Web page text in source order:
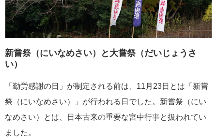
新嘗祭（にいなめさい）と大嘗祭（だいじょうさ
い）
「勤労感謝の日」が制定される前は、11月23日とは「新嘗
祭（にいなめさい）」が行われる日でした。新嘗祭（にい
なめさい）とは、日本古来の重要な宮中行事と扱われてい
ました。